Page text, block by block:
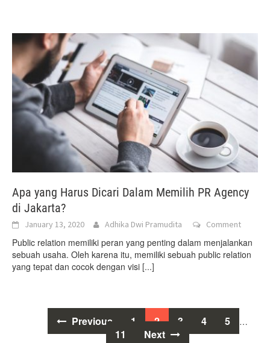
Apa yang Harus Dicari Dalam Memilih PR Agency
di Jakarta?
January 13, 2020 Adhika Dwi Pramudita Comment
Public relation memiliki peran yang penting dalam menjalankan
sebuah usaha. Oleh karena itu, memiliki sebuah public relation
yang tepat dan cocok dengan visi [...]
Previous 1 2 3 4 5 …
11 Next